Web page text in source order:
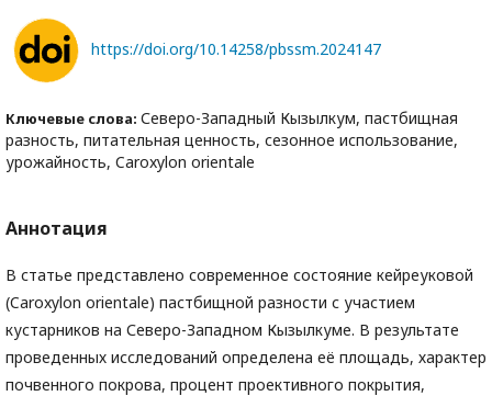
https://doi.org/10.14258/pbssm.2024147
Ключевые слова: Северо-Западный Кызылкум, пастбищная
разность, питательная ценность, сезонное использование,
урожайность, Caroxylon orientale
Аннотация
В статье представлено современное состояние кейреуковой
(Caroxylon orientale) пастбищной разности с участием
кустарников на Северо-Западном Кызылкуме. В результате
проведенных исследований определена её площадь, характер
почвенного покрова, процент проективного покрытия,